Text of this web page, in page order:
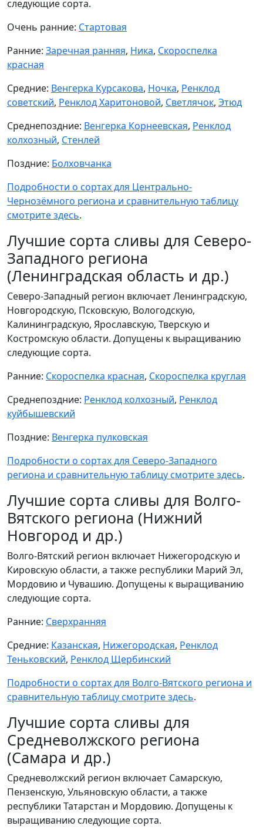
следующие сорта.
Очень ранние: Стартовая
Ранние: Заречная ранняя, Ника, Скороспелка
красная
Средние: Венгерка Курсакова, Ночка, Ренклод
советский, Ренклод Харитоновой, Светлячок, Этюд
Среднепоздние: Венгерка Корнеевская, Ренклод
колхозный, Стенлей
Поздние: Болховчанка
Подробности о сортах для Центрально-
Чернозёмного региона и сравнительную таблицу
смотрите здесь.
Лучшие сорта сливы для Северо-
Западного региона
(Ленинградская область и др.)
Северо-Западный регион включает Ленинградскую,
Новгородскую, Псковскую, Вологодскую,
Калининградскую, Ярославскую, Тверскую и
Костромскую области. Допущены к выращиванию
следующие сорта.
Ранние: Скороспелка красная, Скороспелка круглая
Среднепоздние: Ренклод колхозный, Ренклод
куйбышевский
Поздние: Венгерка пулковская
Подробности о сортах для Северо-Западного
региона и сравнительную таблицу смотрите здесь.
Лучшие сорта сливы для Волго-
Вятского региона (Нижний
Новгород и др.)
Волго-Вятский регион включает Нижегородскую и
Кировскую области, а также республики Марий Эл,
Мордовию и Чувашию. Допущены к выращиванию
следующие сорта.
Ранние: Сверхранняя
Средние: Казанская, Нижегородская, Ренклод
Теньковский, Ренклод Щербинский
Подробности о сортах для Волго-Вятского региона и
сравнительную таблицу смотрите здесь.
Лучшие сорта сливы для
Средневолжского региона
(Самара и др.)
Средневолжский регион включает Самарскую,
Пензенскую, Ульяновскую области, а также
республики Татарстан и Мордовию. Допущены к
выращиванию следующие сорта.